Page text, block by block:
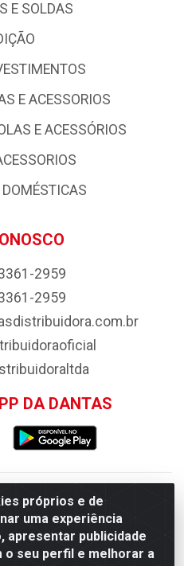
próprios e de
uma experiência
apresentar publicidade
seu perfil e melhorar a
E SOLDAS
E ACESSORIOS
E ACESSÓRIOS
2959
2959
DA DANTAS
Sebastião Araújo, 404 -
58.135-000 - CNPJ
0001-11